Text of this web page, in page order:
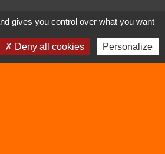
gives you control over what you want
Deny all cookies Personalize